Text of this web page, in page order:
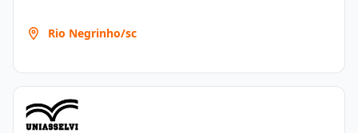
Rio Negrinho/sc